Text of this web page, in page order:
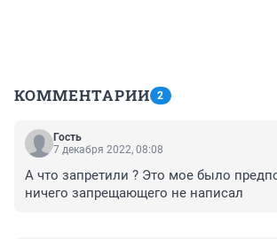
КОММЕНТАРИИ 2
Гость
7 декабря 2022, 08:08
А что запретили ? Это мое было
ничего запрещающего не написал